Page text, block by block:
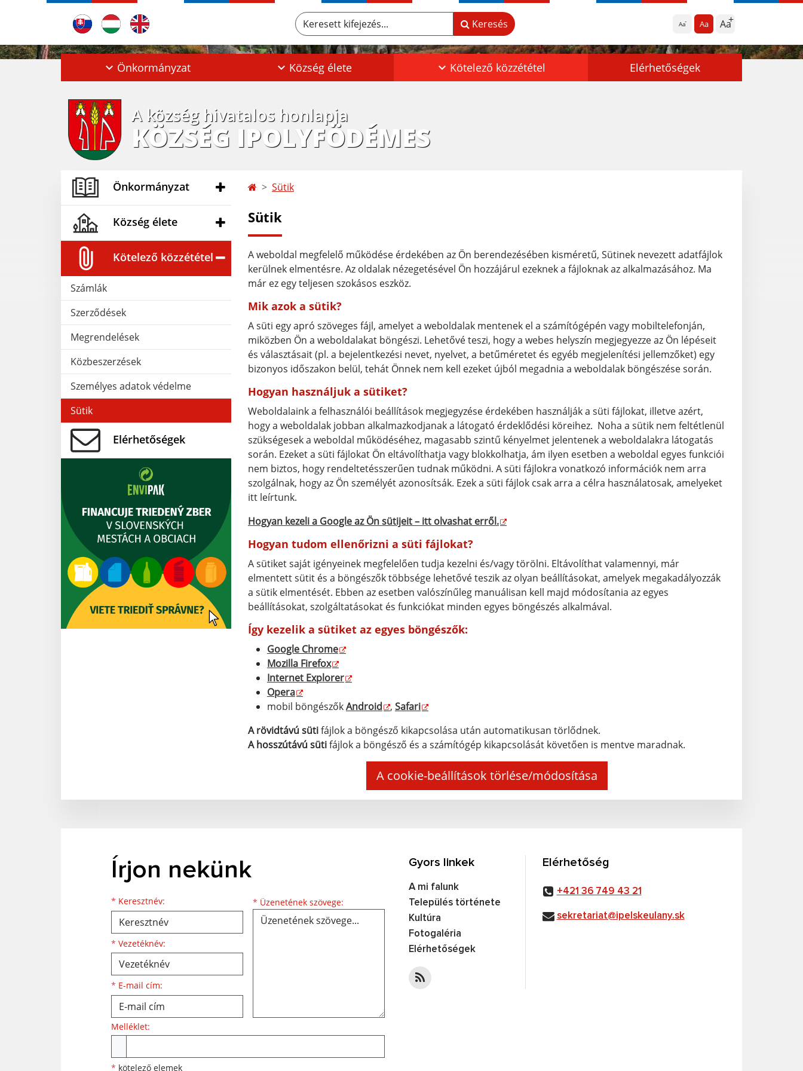
Aa Aa Aa
Keresett kifejezés... Keresés
Önkormányzat Község élete Kötelező közzététel Elérhetőségek
A község hivatalos honlapja
KÖZSÉG IPOLYFÖDÉMES
Önkormányzat
Község élete
Kötelező közzététel
Számlák
Szerződések
Megrendelések
Közbeszerzések
Személyes adatok védelme
Sütik
Elérhetőségek
Sütik
Sütik
A weboldal megfelelő működése érdekében az Ön berendezésében kisméretű, Sütinek nevezett adatfájlok
kerülnek elmentésre. Az oldalak nézegetésével Ön hozzájárul ezeknek a fájloknak az alkalmazásához. Ma
már ez egy teljesen szokásos eszköz.
Mik azok a sütik?
A süti egy apró szöveges fájl, amelyet a weboldalak mentenek el a számítógépén vagy mobiltelefonján,
miközben Ön a weboldalakat böngészi. Lehetővé teszi, hogy a webes helyszín megjegyezze az Ön lépéseit
és választásait (pl. a bejelentkezési nevet, nyelvet, a betűméretet és egyéb megjelenítési jellemzőket) egy
bizonyos időszakon belül, tehát Önnek nem kell ezeket újból megadnia a weboldalak böngészése során.
Hogyan használjuk a sütiket?
Weboldalaink a felhasználói beállítások megjegyzése érdekében használják a süti fájlokat, illetve azért,
hogy a weboldalak jobban alkalmazkodjanak a látogató érdeklődési köreihez. Noha a sütik nem feltétlenül
szükségesek a weboldal működéséhez, magasabb szintű kényelmet jelentenek a weboldalakra látogatás
során. Ezeket a süti fájlokat Ön eltávolíthatja vagy blokkolhatja, ám ilyen esetben a weboldal egyes funkciói
nem biztos, hogy rendeltetésszerűen tudnak működni. A süti fájlokra vonatkozó információk nem arra
szolgálnak, hogy az Ön személyét azonosítsák. Ezek a süti fájlok csak arra a célra használatosak, amelyeket
itt leírtunk.
Hogyan kezeli a Google az Ön sütijeit – itt olvashat erről.
Hogyan tudom ellenőrizni a süti fájlokat?
A sütiket saját igényeinek megfelelően tudja kezelni és/vagy törölni. Eltávolíthat valamennyi, már
elmentett sütit és a böngészők többsége lehetővé teszik az olyan beállításokat, amelyek megakadályozzák
a sütik elmentését. Ebben az esetben valószínűleg manuálisan kell majd módosítania az egyes
beállításokat, szolgáltatásokat és funkciókat minden egyes böngészés alkalmával.
Így kezelik a sütiket az egyes böngészők:
Google Chrome
Mozilla Firefox
Internet Explorer
Opera
mobil böngészőkAndroid , Safari
A rövidtávú sütifájlok a böngésző kikapcsolása után automatikusan törlődnek.
A hosszútávú sütifájlok a böngésző és a számítógép kikapcsolását követően is mentve maradnak.
A cookie-beállítások törlése/módosítása
Írjon nekünk
* Keresztnév:
* Vezetéknév:
* E-mail cím:
* Üzenetének szövege:
Melléklet:
* kötelező elemek
Gyors linkek
A mi falunk
Település története
Kultúra
Fotogaléria
Elérhetőségek
Elérhetőség
+421 36 749 43 21
sekretariat@ipelskeulany.sk